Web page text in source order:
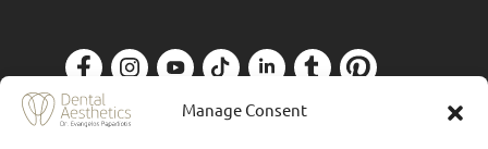
Manage Consent
Πολιτική Απορρήτου| Designed by Forthright